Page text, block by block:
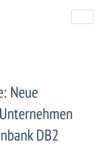
Neue
DB2